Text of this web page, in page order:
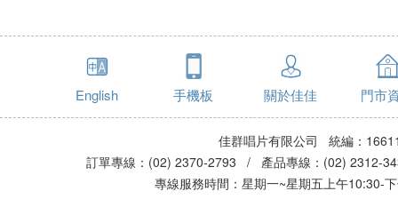
English 手機板 關於佳佳 門市
佳群唱片有限公司 統編：
訂單專線：(02) 2370-2793 / 產品專線：(02)
專線服務時間：星期一~星期五上午10:30-